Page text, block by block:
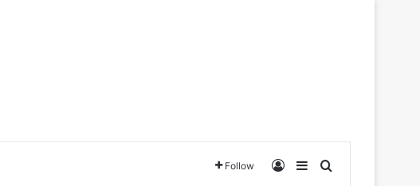
Follow Log InSidebarSearch for